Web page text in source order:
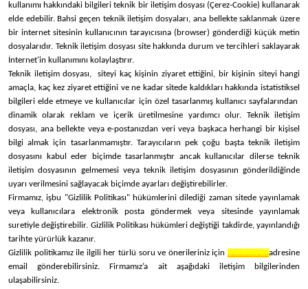
kullanımı hakkındaki bilgileri teknik bir iletişim dosyası (Çerez-Cookie) kullanarak
elde edebilir. Bahsi geçen teknik iletişim dosyaları, ana bellekte saklanmak üzere
bir internet sitesinin kullanıcının tarayıcısına (browser) gönderdiği küçük metin
dosyalarıdır. Teknik iletişim dosyası site hakkında durum ve tercihleri saklayarak
İnternet'in kullanımını kolaylaştırır.
Teknik iletişim dosyası, siteyi kaç kişinin ziyaret ettiğini, bir kişinin siteyi hangi
amaçla, kaç kez ziyaret ettiğini ve ne kadar sitede kaldıkları hakkında istatistiksel
bilgileri elde etmeye ve kullanıcılar için özel tasarlanmış kullanıcı sayfalarından
dinamik olarak reklam ve içerik üretilmesine yardımcı olur. Teknik iletişim
dosyası, ana bellekte veya e-postanızdan veri veya başkaca herhangi bir kişisel
bilgi almak için tasarlanmamıştır. Tarayıcıların pek çoğu başta teknik iletişim
dosyasını kabul eder biçimde tasarlanmıştır ancak kullanıcılar dilerse teknik
iletişim dosyasının gelmemesi veya teknik iletişim dosyasının gönderildiğinde
uyarı verilmesini sağlayacak biçimde ayarları değiştirebilirler.
Firmamız, işbu "Gizlilik Politikası" hükümlerini dilediği zaman sitede yayınlamak
veya kullanıcılara elektronik posta göndermek veya sitesinde yayınlamak
suretiyle değiştirebilir. Gizlilik Politikası hükümleri değiştiği takdirde, yayınlandığı
tarihte yürürlük kazanır.
Gizlilik politikamız ile ilgili her türlü soru ve önerileriniz için ………………..adresine
email gönderebilirsiniz. Firmamız’a ait aşağıdaki iletişim bilgilerinden
ulaşabilirsiniz.